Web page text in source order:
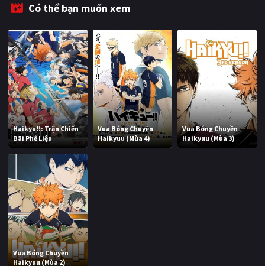
Có thể bạn muốn xem
Haikyu!!: Trận Chiến
Bãi Phế Liệu
Vua Bóng Chuyền
Haikyuu (Mùa 4)
Vua Bóng Chuyền
Haikyuu (Mùa 3)
Vua Bóng Chuyền
Haikyuu (Mùa 2)